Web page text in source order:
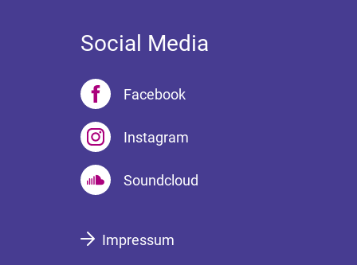
Social Media
Facebook
Instagram
Soundcloud
Impressum